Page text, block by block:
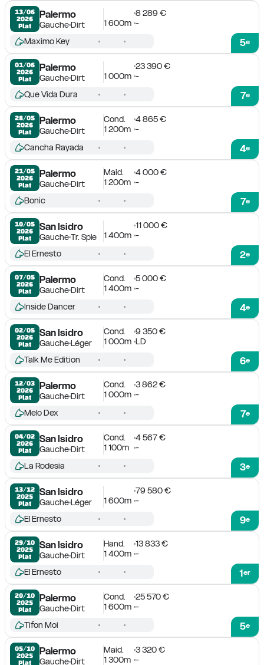
13/06
2026
Plat
Palermo
GaucheDirt
8 289 €
1 600m -
5e
Maximo Key
01/06
2026
Plat
Palermo
GaucheDirt
23 390 €
1 000m -
7e
Que Vida Dura
28/05
2026
Plat
Palermo
GaucheDirt
Cond.
4 865 €
1 200m -
4e
Cancha Rayada
21/05
2026
Plat
Palermo
GaucheDirt
Maid.
4 000 €
1 200m -
7e
Bonic
10/05
2026
Plat
San Isidro
GaucheTr. Sple
11 000 €
1 400m -
2e
El Ernesto
07/05
2026
Plat
Palermo
GaucheDirt
Cond.
5 000 €
1 400m -
4e
Inside Dancer
02/05
2026
Plat
San Isidro
GaucheLéger
Cond.
9 350 €
1 000m LD
6e
Talk Me Edition
12/03
2026
Plat
Palermo
GaucheDirt
Cond.
3 862 €
1 000m -
7e
Melo Dex
04/02
2026
Plat
San Isidro
GaucheDirt
Cond.
4 567 €
1 100m
-
3e
La Rodesia
13/12
2025
Plat
San Isidro
GaucheLéger
79 580 €
1 600m -
9e
El Ernesto
29/10
2025
Plat
San Isidro
GaucheDirt
Hand.
13 833 €
1 400m -
1er
El Ernesto
20/10
2025
Plat
Palermo
GaucheDirt
Cond.
25 570 €
1 600m -
5e
Tifon Moi
05/10
2025
Plat
Palermo
GaucheDirt
Maid.
3 320 €
1 300m -